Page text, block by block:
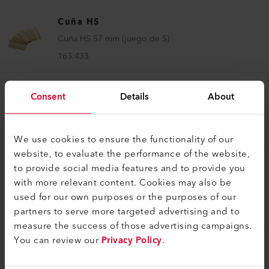
Consent Details About
We use cookies to ensure the functionality of our
website, to evaluate the performance of the website,
to provide social media features and to provide you
with more relevant content. Cookies may also be
used for our own purposes or the purposes of our
partners to serve more targeted advertising and to
measure the success of those advertising campaigns.
You can review ourPrivacy Policy.
Cuña HS
Cuña HS 57 mm (juego de 5)
163.433
Cuña HS
Cuña HS 64 mm (juego de 5)
163.434
Cuña HS
Cuña HS 30 mm (juego de 5)
165.008